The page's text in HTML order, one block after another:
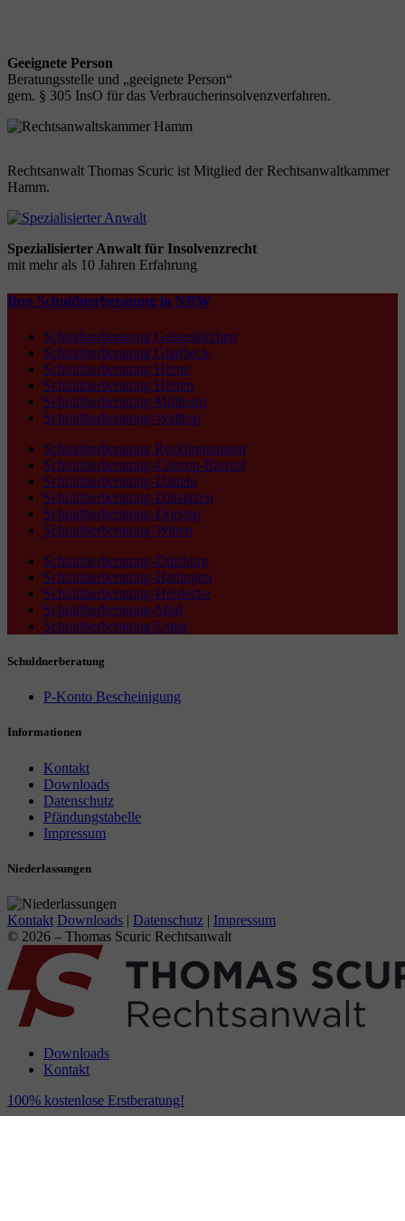
Geeignete Person
Beratungsstelle und „geeignete Person“
gem. § 305 InsO für das Verbraucherinsolvenzverfahren.
Rechtsanwalt Thomas Scuric ist Mitglied der Rechtsanwaltkammer
Hamm.
Spezialisierter Anwalt für Insolvenzrecht
mit mehr als 10 Jahren Erfahrung
Ihre Schuldnerberatung in NRW
Schuldnerberatung Gelsenkirchen
Schuldnerberatung Gladbeck
Schuldnerberatung Herne
Schuldnerberatung Herten
Schuldnerberatung Mülheim
Schuldnerberatung-Waltrop
Schuldnerberatung Recklinghausen
Schuldnerberatung-Castrop-Rauxel
Schuldnerberatung-Datteln
Schuldnerberatung-Dinslaken
Schuldnerberatung-Dorsten
Schuldnerberatung-Witten
Schuldnerberatung-Duisburg
Schuldnerberatung-Hattingen
Schuldnerberatung-Herdecke
Schuldnerberatung-Marl
Schuldnerberatung-Unna
Schuldnerberatung
P-Konto Bescheinigung
Informationen
Kontakt
Downloads
Datenschutz
Pfändungstabelle
Impressum
Niederlassungen
Kontakt Downloads | Datenschutz | Impressum
© 2026 – Thomas Scuric Rechtsanwalt
Downloads
Kontakt
100% kostenlose Erstberatung!